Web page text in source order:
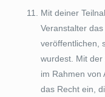
Mit deiner
Veranstalter
veröffentlichen,
wurdest. Mit der
im Rahmen von
das Recht ein,